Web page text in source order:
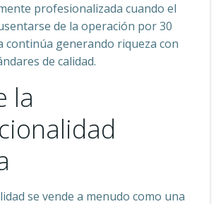
profesionalizada cuando el
de la operación por 30
continúa generando riqueza con
de calidad.
la
se vende a menudo como una